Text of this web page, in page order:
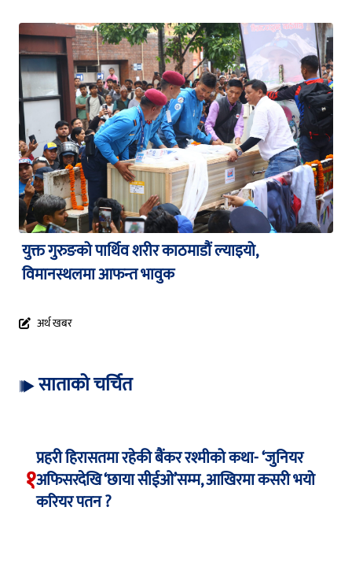
युक्त गुरुङको पार्थिव शरीर काठमाडौं ल्याइयो,
विमानस्थलमा आफन्त भावुक
अर्थ खबर
साताको चर्चित
१
प्रहरी हिरासतमा रहेकी बैंकर रश्मीको कथा- ‘जुनियर
अफिसरदेखि ‘छाया सीईओ’सम्म, आखिरमा कसरी भयो
करियर पतन ?